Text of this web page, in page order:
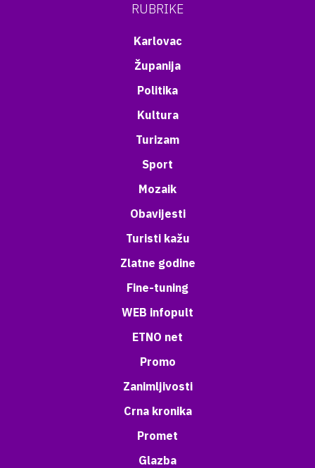
RUBRIKE
Karlovac
Županija
Politika
Kultura
Turizam
Sport
Mozaik
Obavijesti
Turisti kažu
Zlatne godine
Fine-tuning
WEB infopult
ETNO net
Promo
Zanimljivosti
Crna kronika
Promet
Glazba